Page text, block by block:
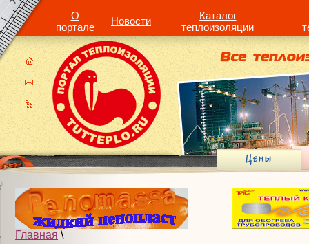
О
портале
Новости
Каталог
теплоизоляции
Главная \